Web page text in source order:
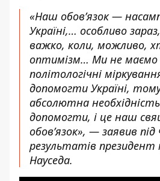
«Наш обов’язок —
Україні,… особливо
важко, коли, можливо,
оптимізм… Ми не маємо
політологічні
допомогти Україні,
абсолютна
допомогти, і це наш
обов’язок», — заявив
результатів президент
Науседа.